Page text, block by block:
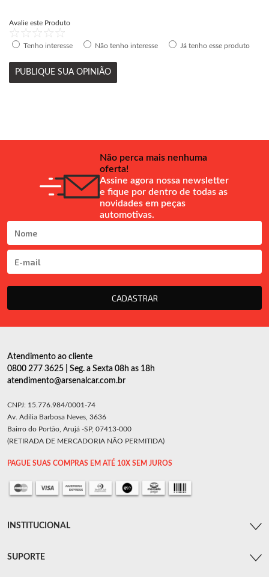
Avalie este Produto
Tenho interesse Não tenho interesse Já tenho esse produto
PUBLIQUE SUA OPINIÃO
Não perca mais nenhuma
oferta!
Assine agora nossa newsletter
e fique por dentro de todas as
novidades em peças
automotivas.
CADASTRAR
Atendimento ao cliente
0800 277 3625 | Seg. a Sexta 08h as 18h
atendimento@arsenalcar.com.br
CNPJ: 15.776.984/0001-74
Av. Adília Barbosa Neves, 3636
Bairro do Portão, Arujá -SP, 07413-000
(RETIRADA DE MERCADORIA NÃO PERMITIDA)
PAGUE SUAS COMPRAS EM ATÉ 10X SEM JUROS
INSTITUCIONAL
SUPORTE